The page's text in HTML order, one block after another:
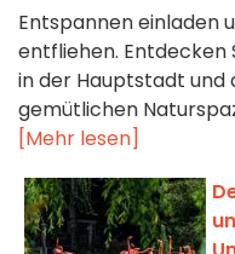
Entspannen einladen
entfliehen. Entdecken
in der Hauptstadt
gemütlichen
[Mehr lesen]